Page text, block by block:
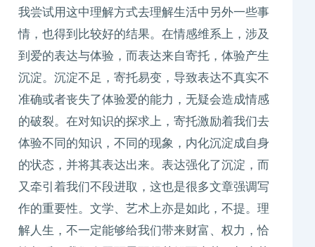
我尝试用这中理解方式去理解生活中另外一些事
情，也得到比较好的结果。在情感维系上，涉及
到爱的表达与体验，而表达来自寄托，体验产生
沉淀。沉淀不足，寄托易变，导致表达不真实不
准确或者丧失了体验爱的能力，无疑会造成情感
的破裂。在对知识的探求上，寄托激励着我们去
体验不同的知识，不同的现象，内化沉淀成自身
的状态，并将其表达出来。表达强化了沉淀，而
又牵引着我们不段进取，这也是很多文章强调写
作的重要性。文学、艺术上亦是如此，不提。理
解人生，不一定能够给我们带来财富、权力，恰